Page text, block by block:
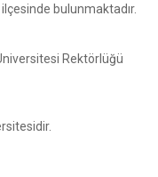
bulunmaktadır.
Rektörlüğü